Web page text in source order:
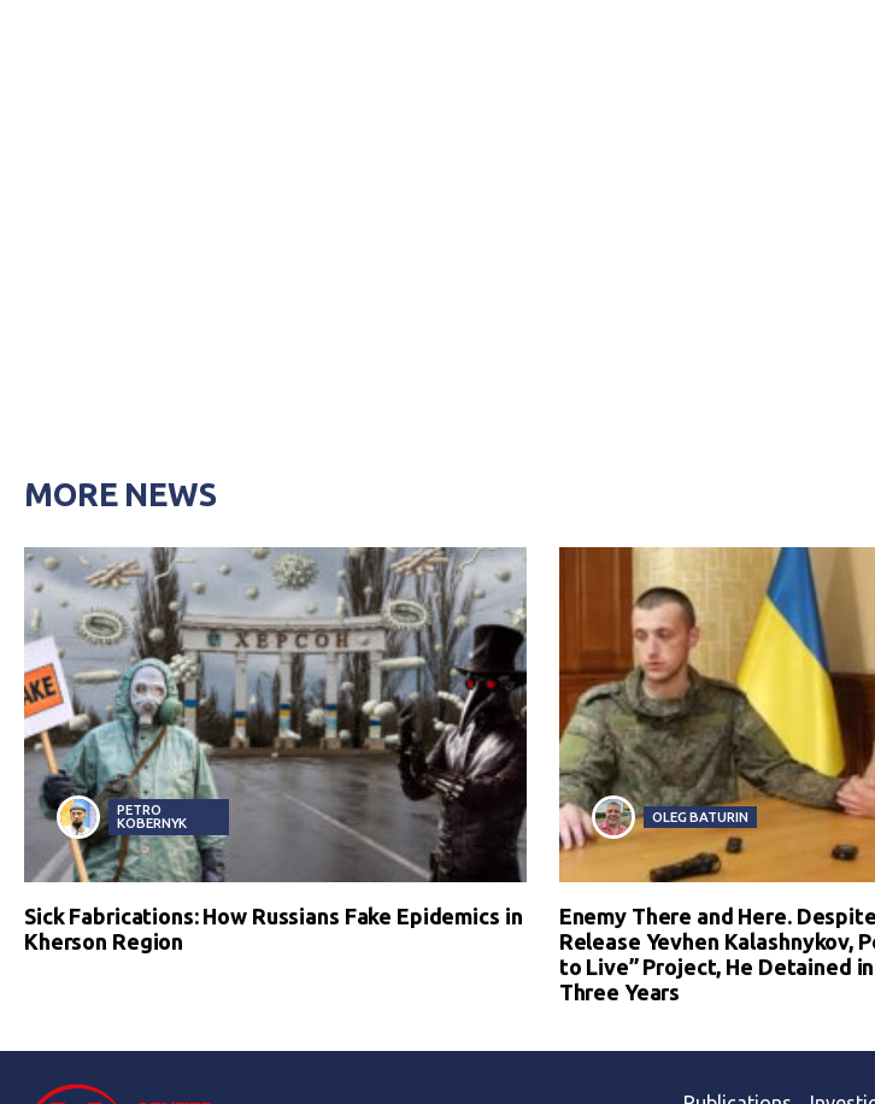
MORE NEWS
PETRO
KOBERNYK
Sick Fabrications: How Russians Fake Epidemics in
Kherson Region
OLEG BATURIN
Enemy There and Here.
Release Yevhen Kalashnykov,
to Live” Project, He Detained
Three Years